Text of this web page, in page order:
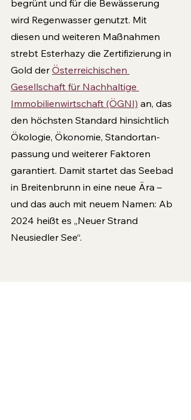
begrünt und für die Bewässerung
wird Regenwasser genutzt. Mit
diesen und weiteren Maßnahmen
strebt Esterhazy die Zertifizierung in
Gold der Österrei­chischen
Gesellschaft für Nachhaltige
Immobili­enwirtschaft (ÖGNI) an, das
den höchsten Standard hinsichtlich
Ökologie, Ökonomie, Standortan­
passung und weiterer Faktoren
garantiert. Damit startet das Seebad
in Breitenbrunn in eine neue Ära –
und das auch mit neuem Namen: Ab
2024 heißt es „Neuer Strand
Neusiedler See“.